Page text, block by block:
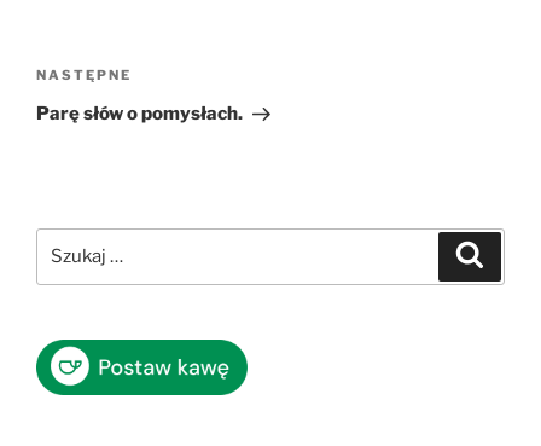
wpisu
Następny
wpis
NASTĘPNE
Parę słów o pomysłach.